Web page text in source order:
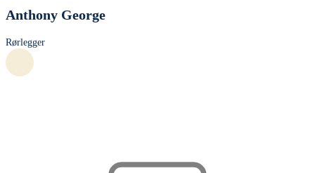
Anthony George
Rørlegger